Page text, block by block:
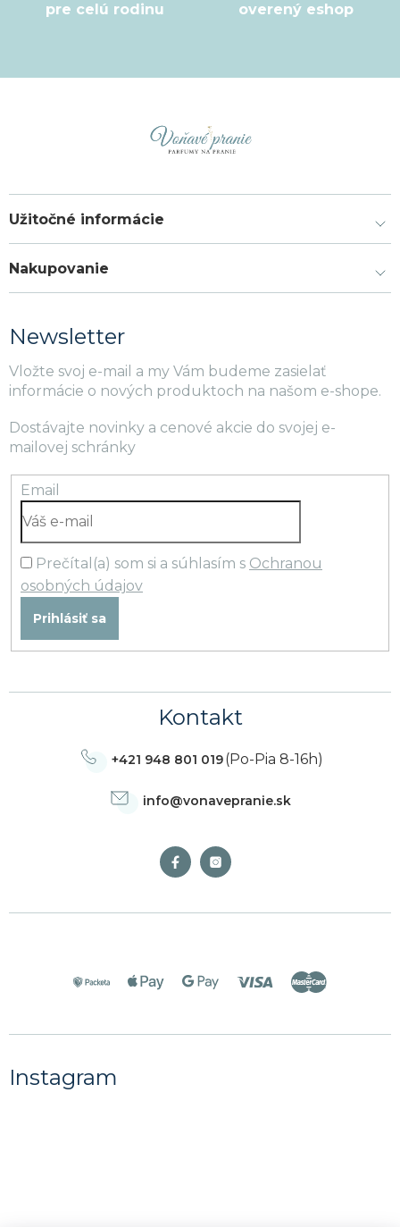
pre celú rodinu
overený eshop
Užitočné informácie
Nakupovanie
Newsletter
Vložte svoj e-mail a my Vám budeme zasielať
informácie o nových produktoch na našom e-shope.
Dostávajte novinky a cenové akcie do svojej e-
mailovej schránky
Email
Prečítal(a) som si a súhlasím s Ochranou
osobných údajov
Prihlásiť sa
Kontakt
info@vonavepranie.sk
+421 948 801 019(Po-Pia 8-16h)
Instagram